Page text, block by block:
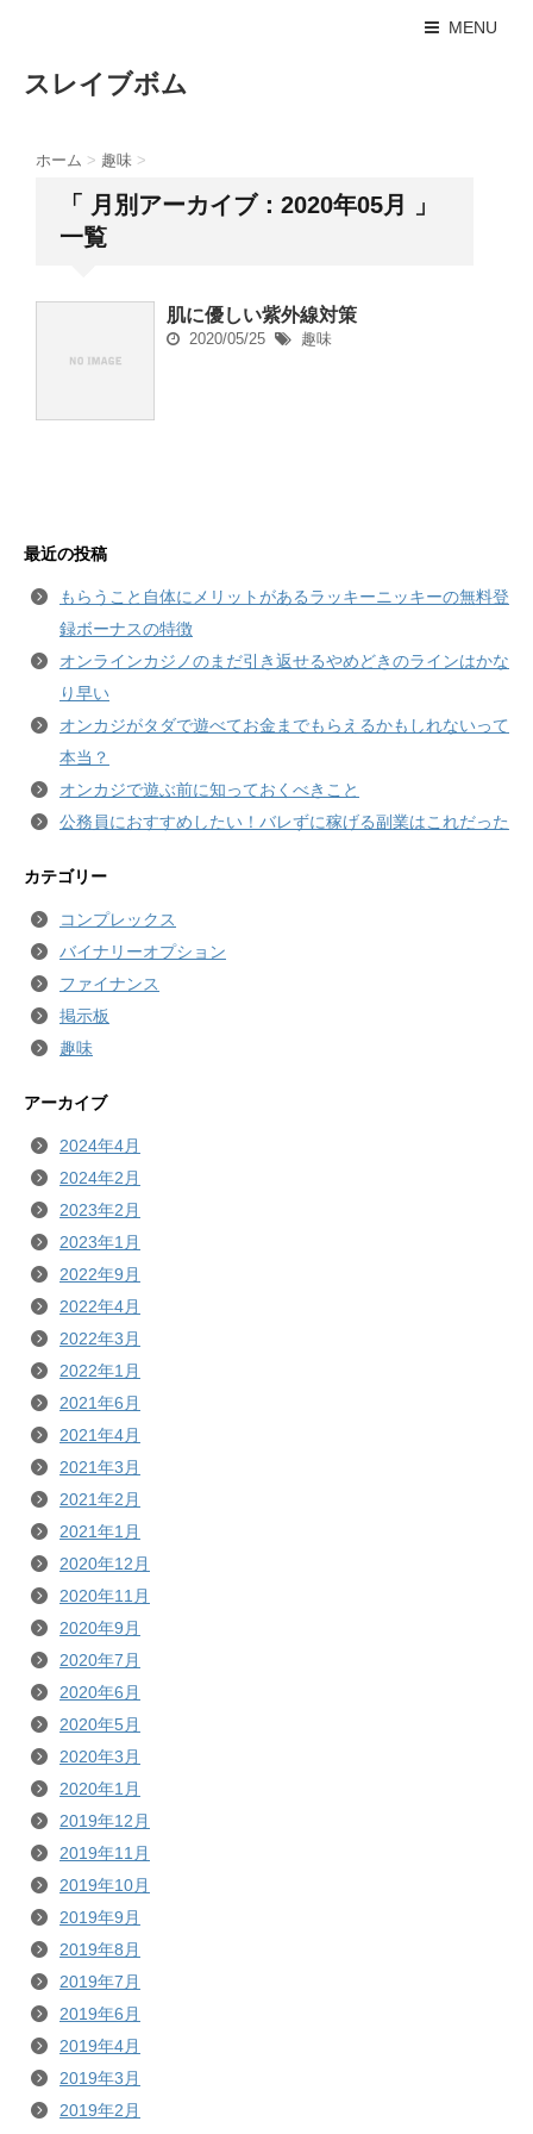
MENU
スレイブボム
ホーム > 趣味 >
「 月別アーカイブ：2020年05月 」
一覧
肌に優しい紫外線対策
2020/05/25 趣味
最近の投稿
もらうこと自体にメリットがあるラッキーニッキーの無料登
録ボーナスの特徴
オンラインカジノのまだ引き返せるやめどきのラインはかな
り早い
オンカジがタダで遊べてお金までもらえるかもしれないって
本当？
オンカジで遊ぶ前に知っておくべきこと
公務員におすすめしたい！バレずに稼げる副業はこれだった
カテゴリー
コンプレックス
バイナリーオプション
ファイナンス
掲示板
趣味
アーカイブ
2024年4月
2024年2月
2023年2月
2023年1月
2022年9月
2022年4月
2022年3月
2022年1月
2021年6月
2021年4月
2021年3月
2021年2月
2021年1月
2020年12月
2020年11月
2020年9月
2020年7月
2020年6月
2020年5月
2020年3月
2020年1月
2019年12月
2019年11月
2019年10月
2019年9月
2019年8月
2019年7月
2019年6月
2019年4月
2019年3月
2019年2月